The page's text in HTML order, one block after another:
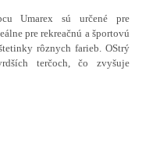
Umarex sú určené pre
pre rekreačnú a športovú
rôznych farieb. OStrý
terčoch, čo zvyšuje